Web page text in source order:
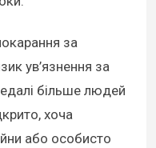
за
ув’язнення за
більше людей
хоча
або особисто